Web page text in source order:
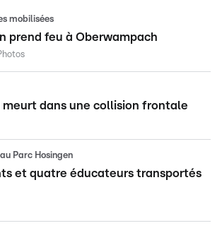
mobilisées
prend feu à Oberwampach
meurt dans une collision frontale
Parc Hosingen
et quatre éducateurs transportés